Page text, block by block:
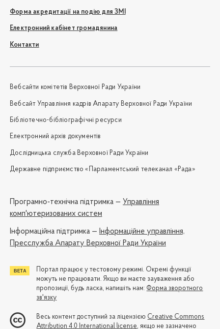
Форма акредитації на подію для ЗМІ
Електронний кабінет громадянина
Контакти
Вебсайти комітетів Верховної Ради України
Вебсайт Управління кадрів Апарату Верховної Ради України
Бібліотечно-бібліографічні ресурси
Електронний архів документів
Дослідницька служба Верховної Ради України
Державне підприємство «Парламентський телеканал «Рада»
Програмно-технічна підтримка — Управління
комп'ютеризованих систем
Iнформаційна підтримка — Інформаційне управління,
Пресслужба Апарату Верховної Ради України
Портал працює у тестовому режимі. Окремі функції
можуть не працювати. Якщо ви маєте зауваження або
пропозиції, будь ласка, напишіть нам: Форма зворотного
зв'язку
Весь контент доступний за ліцензією Creative Commons
Attribution 4.0 International license, якщо не зазначено